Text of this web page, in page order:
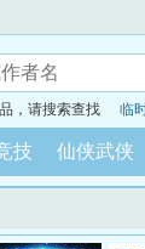
，请搜索查找 临
技 仙侠武侠